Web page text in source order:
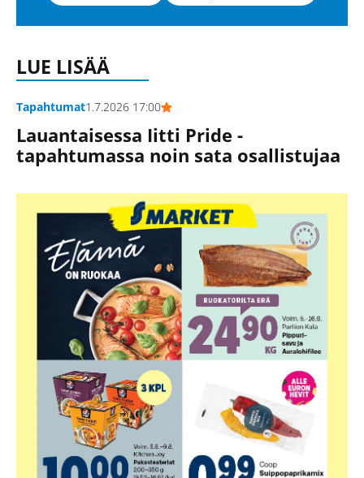
LUE LISÄÄ
Tapahtumat1.7.2026 17:00
Lauantaisessa Iitti Pride -
tapahtumassa noin sata osallistujaa